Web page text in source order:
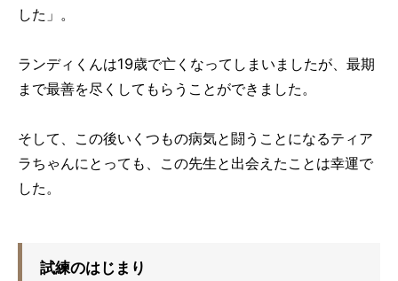
した」。
ランディくんは19歳で亡くなってしまいましたが、最期
まで最善を尽くしてもらうことができました。
そして、この後いくつもの病気と闘うことになるティア
ラちゃんにとっても、この先生と出会えたことは幸運で
した。
試練のはじまり